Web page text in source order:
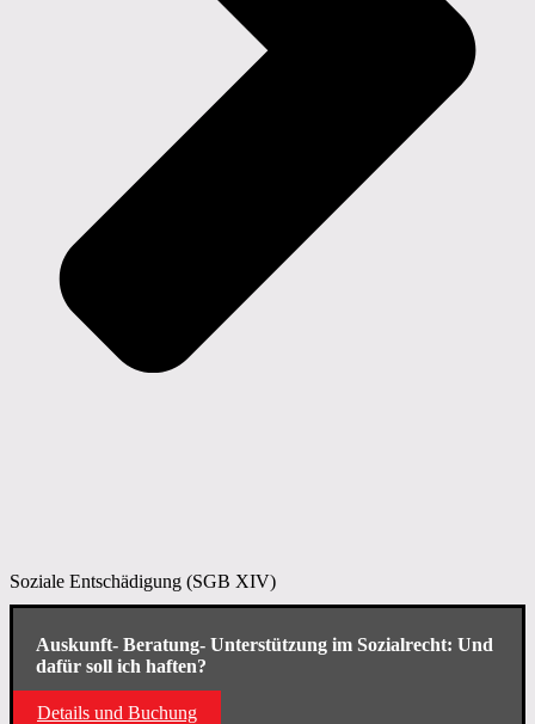
Soziale Entschädigung (SGB XIV)
Auskunft- Beratung- Unterstützung im Sozialrecht: Und
dafür soll ich haften?
Details und Buchung